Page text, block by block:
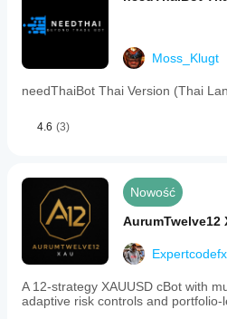
Moss_Klugt
needThaiBot Thai Version (Thai
4.6 (3)
Nowość
AurumTwelve12
Expertcodefx
A 12-strategy XAUUSD cBot with
adaptive risk controls and portfolio-